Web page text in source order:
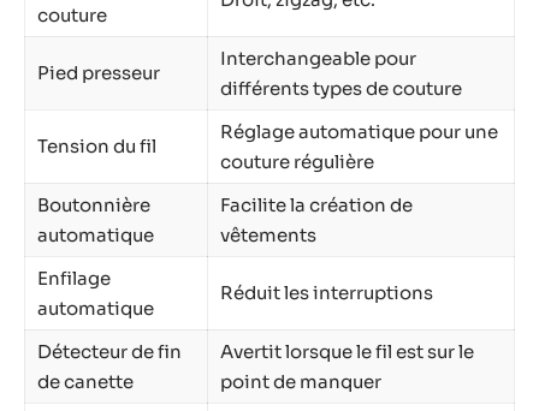
couture
Pied presseur
Interchangeable pour
différents types de couture
Tension du fil
Réglage automatique pour une
couture régulière
Boutonnière
automatique
Facilite la création de
vêtements
Enfilage
automatique
Réduit les interruptions
Détecteur de fin
de canette
Avertit lorsque le fil est sur le
point de manquer